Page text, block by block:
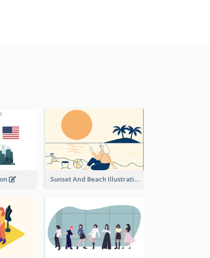
Sunset And Beach Illustration